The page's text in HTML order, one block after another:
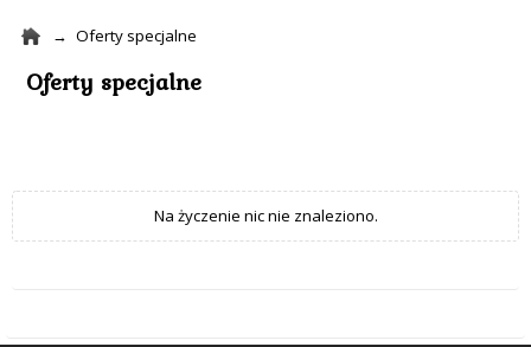
Oferty specjalne
Oferty specjalne